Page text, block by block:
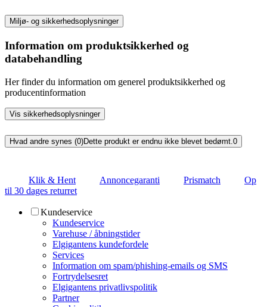
Miljø- og sikkerhedsoplysninger
Information om produktsikkerhed og
databehandling
Her finder du information om generel produktsikkerhed og
producentinformation
Vis sikkerhedsoplysninger
Hvad andre synes (0)Dette produkt er endnu ikke blevet bedømt.0
Klik & Hent Annoncegaranti Prismatch
Op
til 30 dages returret
Kundeservice
Kundeservice
Varehuse / åbningstider
Elgigantens kundefordele
Services
Information om spam/phishing-emails og SMS
Fortrydelsesret
Elgigantens privatlivspolitik
Partner